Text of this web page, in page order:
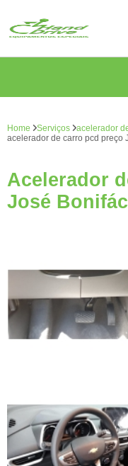
Home Serviços acelerador
acelerador de carro pcd preço
Acelerador
José